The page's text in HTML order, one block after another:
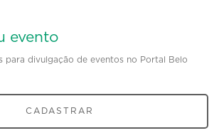
evento
para divulgação de eventos no Portal Belo
CADASTRAR